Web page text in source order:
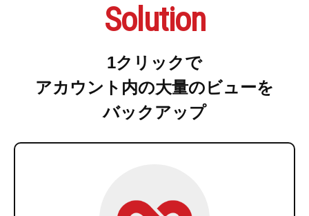
Solution
1クリックで
アカウント内の大量のビューを
バックアップ